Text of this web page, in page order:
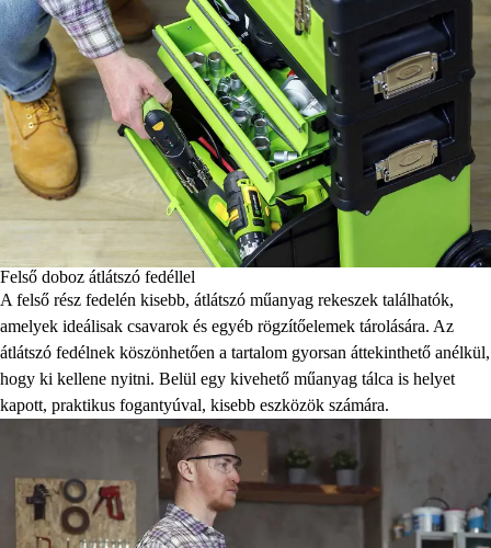
Felső doboz átlátszó fedéllel
A felső rész fedelén kisebb, átlátszó műanyag rekeszek találhatók,
amelyek ideálisak csavarok és egyéb rögzítőelemek tárolására. Az
átlátszó fedélnek köszönhetően a tartalom gyorsan áttekinthető anélkül,
hogy ki kellene nyitni. Belül egy kivehető műanyag tálca is helyet
kapott, praktikus fogantyúval, kisebb eszközök számára.